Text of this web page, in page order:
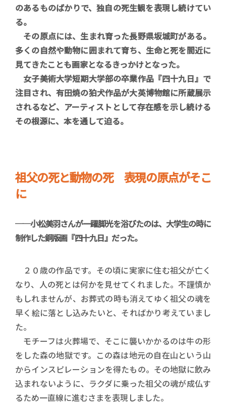
のあるものばかりで、独自の死生観を表現し続けてい
る。
その原点には、生まれ育った長野県坂城町がある。
多くの自然や動物に囲まれて育ち、生命と死を間近に
見てきたことも画家となるきっかけとなった。
女子美術大学短期大学部の卒業作品『四十九日』で
注目され、有田焼の狛犬作品が大英博物館に所蔵展示
されるなど、アーティストとして存在感を示し続ける
その根源に、本を通して迫る。
祖父の死と動物の死 表現の原点がそこ
に
──小松美羽さんが一躍脚光を浴びたのは、大学生の時に
制作した銅版画『四十九日』だった。
２０歳の作品です。その頃に実家に住む祖父が亡く
なり、人の死とは何かを見せてくれました。不謹慎か
もしれませんが、お葬式の時も消えてゆく祖父の魂を
早く絵に落とし込みたいと、そればかり考えていまし
た。
モチーフは火葬場で、そこに襲いかかるのは牛の形
をした森の地獄です。この森は地元の自在山という山
からインスピレーションを得たもの。その地獄に飲み
込まれないように、ラクダに乗った祖父の魂が成仏す
るため一直線に進むさまを表現しました。